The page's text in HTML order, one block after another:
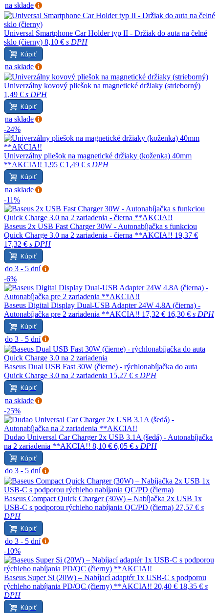
na sklade
Universal Smartphone Car Holder typ II - Držiak do auta na čelné
sklo (čierny) 8,10 € s DPH
Kúpiť
na sklade
Univerzálny kovový pliešok na magnetické držiaky (strieborný)
1,49 € s DPH
Kúpiť
na sklade
-24%
Univerzálny pliešok na magnetické držiaky (koženka) 40mm
**AKCIA!! 1,95 € 1,49 € s DPH
Kúpiť
na sklade
-11%
Baseus 2x USB Fast Charger 30W - Autonabíjačka s funkciou
Quick Charge 3.0 na 2 zariadenia - čierna **AKCIA!! 19,37 €
17,32 € s DPH
Kúpiť
do 3 - 5 dní
-6%
Baseus Digital Display Dual-USB Adapter 24W 4.8A (čierna) -
Autonabíjačka pre 2 zariadenia **AKCIA!! 17,32 € 16,30 € s DPH
Kúpiť
do 3 - 5 dní
Baseus Dual USB Fast 30W (čierne) - rýchlonabíjačka do auta
Quick Charge 3.0 na 2 zariadenia 15,27 € s DPH
Kúpiť
na sklade
-25%
Dudao Universal Car Charger 2x USB 3.1A (šedá) - Autonabíjačka
na 2 zariadenia **AKCIA!! 8,10 € 6,05 € s DPH
Kúpiť
do 3 - 5 dní
Baseus Compact Quick Charger (30W) – Nabíjačka 2x USB 1x
USB-C s podporou rýchleho nabíjania QC/PD (čierna) 27,57 € s
DPH
Kúpiť
do 3 - 5 dní
-10%
Baseus Super Si (20W) – Nabíjací adaptér 1x USB-C s podporou
rýchleho nabíjania PD/QC (čierny) **AKCIA!! 20,40 € 18,35 € s
DPH
Kúpiť